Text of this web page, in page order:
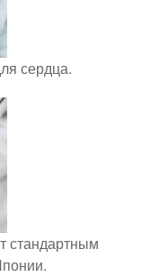
сердца.
стандартным